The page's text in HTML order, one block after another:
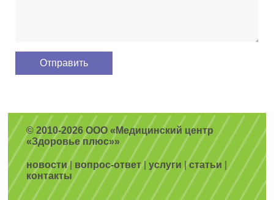
© 2010-2026 ООО «Медицинский центр
«Здоровье плюс»»
новости| вопрос-ответ|услуги |статьи
контакты